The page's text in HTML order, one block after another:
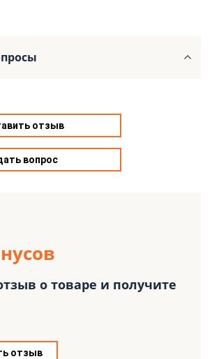
отзыв
вопрос
о товаре и получите
отзыв